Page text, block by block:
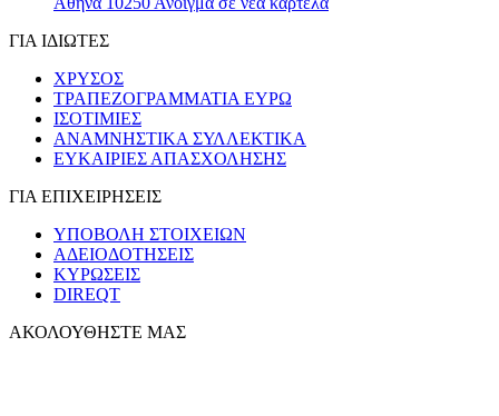
ΓΙΑ ΙΔΙΩΤΕΣ
ΧΡΥΣΟΣ
ΤΡΑΠΕΖΟΓΡΑΜΜΑΤΙΑ ΕΥΡΩ
ΙΣΟΤΙΜΙΕΣ
ΑΝΑΜΝΗΣΤΙΚΑ ΣΥΛΛΕΚΤΙΚΑ
ΕΥΚΑΙΡΙΕΣ ΑΠΑΣΧΟΛΗΣΗΣ
ΓΙΑ ΕΠΙΧΕΙΡΗΣΕΙΣ
ΥΠΟΒΟΛΗ ΣΤΟΙΧΕΙΩΝ
ΑΔΕΙΟΔΟΤΗΣΕΙΣ
ΚΥΡΩΣΕΙΣ
DIREQT
ΑΚΟΛΟΥΘΗΣΤΕ ΜΑΣ